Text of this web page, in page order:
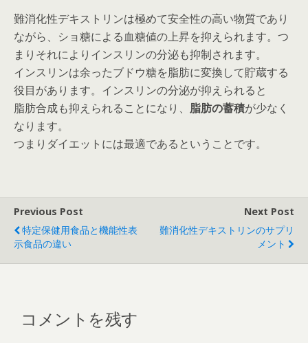
難消化性デキストリンは極めて安全性の高い物質であり
ながら、ショ糖による血糖値の上昇を抑えられます。つ
まりそれによりインスリンの分泌も抑制されます。
インスリンは余ったブドウ糖を脂肪に変換して貯蔵する
役目があります。インスリンの分泌が抑えられると
脂肪合成も抑えられることになり、 脂肪の蓄積が少なく
なります。
つまりダイエットには最適であるということです。
Previous Post
特定保健用食品と機能性表
示食品の違い
Next Post
難消化性デキストリンのサプリ
メント
コメントを残す